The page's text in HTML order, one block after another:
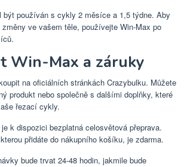
být používán s cykly 2 měsíce a 1,5 týdne. Aby
ve vašem těle, používejte Win-Max po
Win-Max a záruky
na oficiálních stránkách Crazybulku. Můžete
produkt nebo společně s dalšími doplňky, které
řezací cykly.
k dispozici bezplatná celosvětová přeprava.
přidáte do nákupního košíku, je zdarma.
bude trvat 24-48 hodin, jakmile bude